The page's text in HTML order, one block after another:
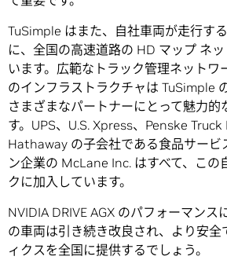
TuSimple はまた、自社車両が走行す
に、全国の高速道路の HD マップ ネ
います。広範なトラック管理ネットワ
のインフラストラクチャは TuSimple
さまざまなパートナーにとって魅力的
す。UPS、U.S. Xpress、Penske
Hathaway の子会社である食品サービ
ン企業の McLane Inc. はすべて、この
クに加入しています。
NVIDIA DRIVE AGX のパフォーマンス
の車両は引き続き改良され、より安全
ィクスを全国に提供するでしょう。